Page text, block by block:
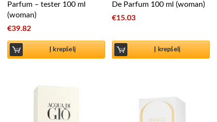
Parfum – tester 100 ml
(woman)
€39.82
Į krepšelį
De Parfum 100 ml (woman)
€15.03
Į krepšelį